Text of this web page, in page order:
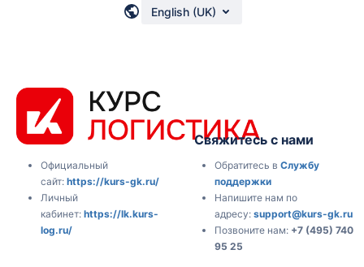
English (UK)
Официальный
сайт: https://kurs-gk.ru/
Личный
кабинет: https://lk.kurs-
log.ru/
Свяжитесь с нами
Обратитесь в Службу
поддержки
Напишите нам по
адресу: support@kurs-gk.ru
Позвоните нам: +7 (495) 740
95 25